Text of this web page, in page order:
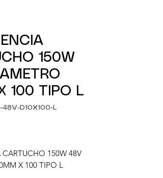
150W
100 TIPO L
48V-D10X100-L
CARTUCHO 150W 48V
X 100 TIPO L